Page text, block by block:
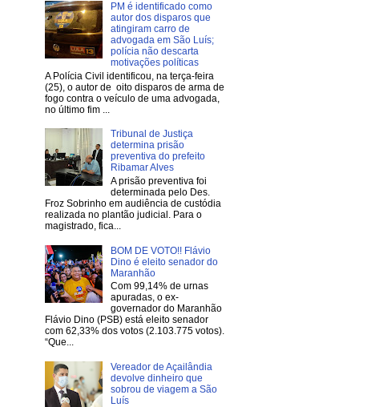
PM é identificado como
autor dos disparos que
atingiram carro de
advogada em São Luís;
polícia não descarta
motivações políticas
A Polícia Civil identificou, na terça-feira
(25), o autor de oito disparos de arma de
fogo contra o veículo de uma advogada,
no último fim ...
Tribunal de Justiça
determina prisão
preventiva do prefeito
Ribamar Alves
A prisão preventiva foi
determinada pelo Des.
Froz Sobrinho em audiência de custódia
realizada no plantão judicial. Para o
magistrado, fica...
BOM DE VOTO!! Flávio
Dino é eleito senador do
Maranhão
Com 99,14% de urnas
apuradas, o ex-
governador do Maranhão
Flávio Dino (PSB) está eleito senador
com 62,33% dos votos (2.103.775 votos).
“Que...
Vereador de Açailândia
devolve dinheiro que
sobrou de viagem a São
Luís